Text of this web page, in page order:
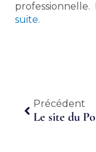
professionnelle.
suite.
Précédent
Précédent